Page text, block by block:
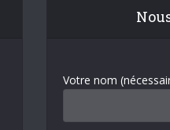
Votre nom